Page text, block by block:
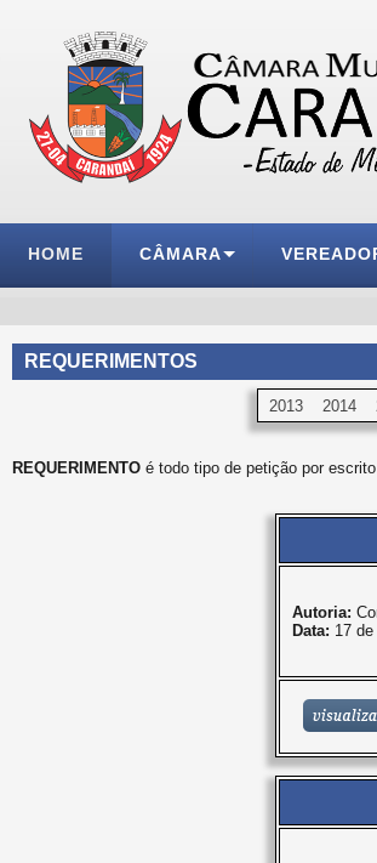
HOME CÂMARA
REQUERIMENTOS
2013 2014
REQUERIMENTO é todo tipo de petição por
Autoria:
Data: 17